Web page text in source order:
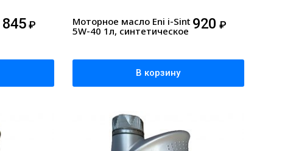
845₽
Моторное масло Eni i-Sint
5W-40 1л, синтетическое 920 ₽
В корзину